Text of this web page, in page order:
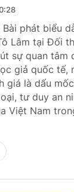
phát biểu
Lâm tại Đối
sự quan tâm
giả quốc tế,
giá là dấu
tư duy an
Việt Nam